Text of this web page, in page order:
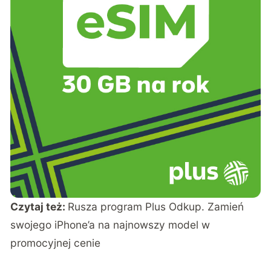
Czytaj też: Rusza program Plus Odkup. Zamień
swojego iPhone’a na najnowszy model w
promocyjnej cenie